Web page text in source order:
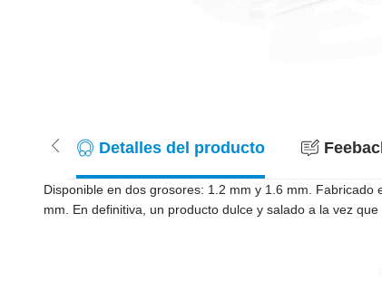
Detalles del producto
Disponible en dos grosores: 1.2 mm y 1.6 mm.
mm. En definitiva, un producto dulce y salado a la vez